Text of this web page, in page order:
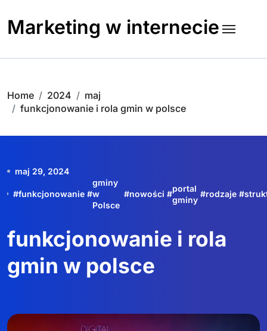
content
Marketing w internecie
Home 2024
maj
funkcjonowanie i rola gmin w polsce
maj 29, 2024
#funkcjonowanie #
gminy
w
Polsce
#nowości #
portal
gminy
#rodzaje #
funkcjonowanie i rola
gmin w polsce